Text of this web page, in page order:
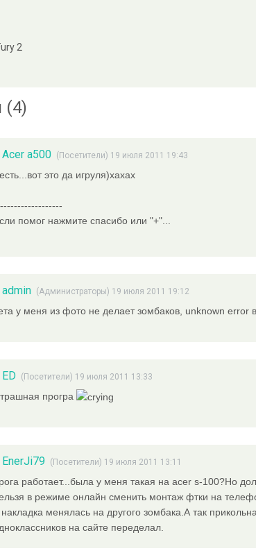
2
(4)
Acer a500 (Посетители) 19 июля 2011 19:43
это да игруля)хахах
помог нажмите спасибо или "+"...
admin (Администраторы) 19 июля 2011 19:12
у меня из фото не делает зомбаков, unknown error
ED (Посетители) 19 июля 2011 13:33
програ
EnerJi79 (Посетители) 19 июля 2011 13:11
работает...была у меня такая на acer s-100?Но
в режиме онлайн сменить монтаж фтки на
менялась на другого зомбака.А так
на сайте переделал.